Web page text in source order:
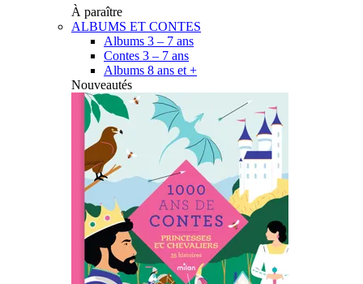
À paraître
ALBUMS ET CONTES
Albums 3 – 7 ans
Contes 3 – 7 ans
Albums 8 ans et +
Nouveautés